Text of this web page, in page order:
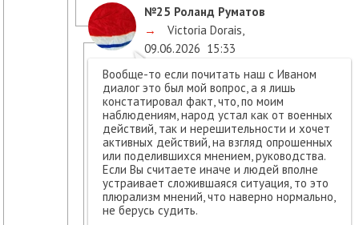
№25 Роланд Руматов
→
Victoria Dorais,
09.06.2026 15:33
Вообще-то если почитать наш с Иваном
диалог это был мой вопрос, а я лишь
констатировал факт, что, по моим
наблюдениям, народ устал как от военных
действий, так и нерешительности и хочет
активных действий, на взгляд опрошенных
или поделившихся мнением, руководства.
Если Вы считаете иначе и людей вполне
устраивает сложившаяся ситуация, то это
плюрализм мнений, что наверно нормально,
не берусь судить.